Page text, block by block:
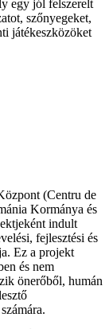
egy jól felszerelt
szőnyegeket,
játékeszközöket
(Centru de
Kormánya és
indult
fejlesztési és
Ez a projekt
és nem
önerőből, humán